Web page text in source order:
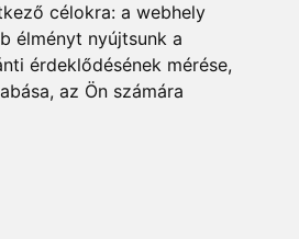
célokra: a webhely
élményt nyújtsunk a
érdeklődésének mérése,
, az Ön számára